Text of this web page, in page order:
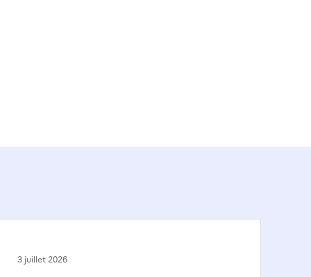
3 juillet 2026